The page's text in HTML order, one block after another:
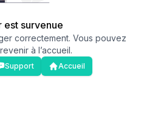
est survenue
correctement. Vous pouvez
à l’accueil.
Support Accueil